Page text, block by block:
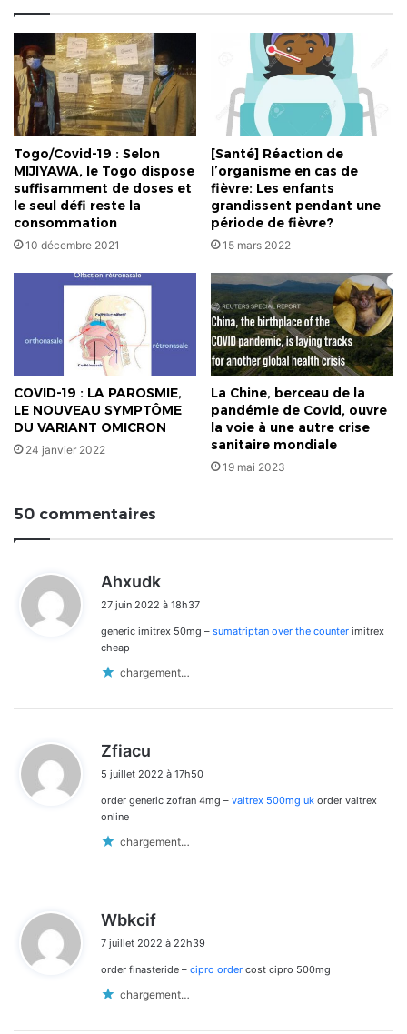
Togo/Covid-19 : Selon
MIJIYAWA, le Togo dispose
suffisamment de doses et
le seul défi reste la
consommation
10 décembre 2021
[Santé] Réaction de
l’organisme en cas de
fièvre: Les enfants
grandissent pendant une
période de fièvre?
15 mars 2022
COVID-19 : LA PAROSMIE,
LE NOUVEAU SYMPTÔME
DU VARIANT OMICRON
24 janvier 2022
La Chine, berceau de la
pandémie de Covid, ouvre
la voie à une autre crise
sanitaire mondiale
19 mai 2023
50 commentaires
Ahxudk
t
27 juin 2022 à 18h37
generic imitrex 50mg – sumatriptan over the counter imitrex
cheap
chargement…
Zfiacu
t
5 juillet 2022 à 17h50
order generic zofran 4mg – valtrex 500mg uk order valtrex
online
chargement…
Wbkcif
t
7 juillet 2022 à 22h39
order finasteride – cipro order cost cipro 500mg
chargement…